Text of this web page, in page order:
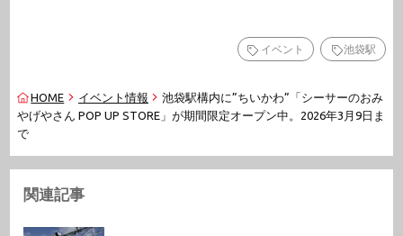
イベント 池袋駅
HOME イベント情報
池袋駅構内に”ちいかわ”「シーサーのおみ
やげやさん POP UP STORE」が期間限定オープン中。2026年3月9日ま
で
関連記事